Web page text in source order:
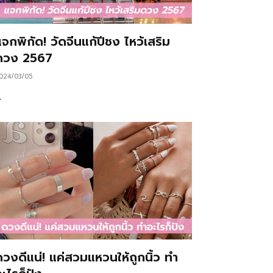
กพิกัด! วัดจีนแก้ปีชง ไหว้เสริม
ง 2567
03/05
งดีแน่! แค่สวมแหวนให้ถูกนิ้ว ทำ